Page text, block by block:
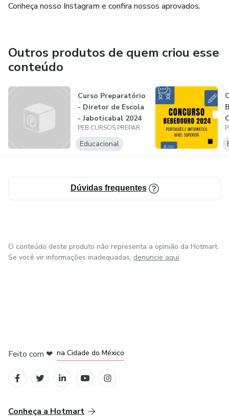
Conheça nosso Instagram e confira nossos aprovados.
Outros produtos de quem criou esse
conteúdo
Curso Preparatório
- Diretor de Escola
- Jaboticabal 2024
PEB CURSOS PREPARATÓRIOS
Educacional
Dúvidas frequentes
O conteúdo deste produto não representa a opinião da Hotmart.
Se você vir informações inadequadas, denuncie aqui
Feito com ❤ na Cidade do México
Conheça a Hotmart